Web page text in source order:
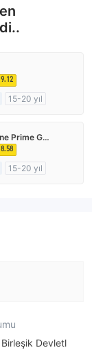
9.12
15-20 yıl
(MM)
Fortune Prime Global
8.58
15-20 yıl
Devletl